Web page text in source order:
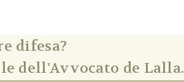
difesa?
dell'Avvocato de Lalla.